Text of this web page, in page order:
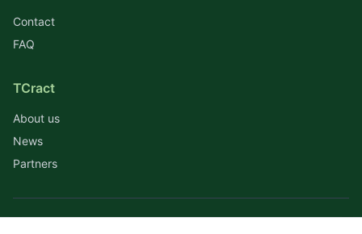
Contact
FAQ
TCract
About us
News
Partners